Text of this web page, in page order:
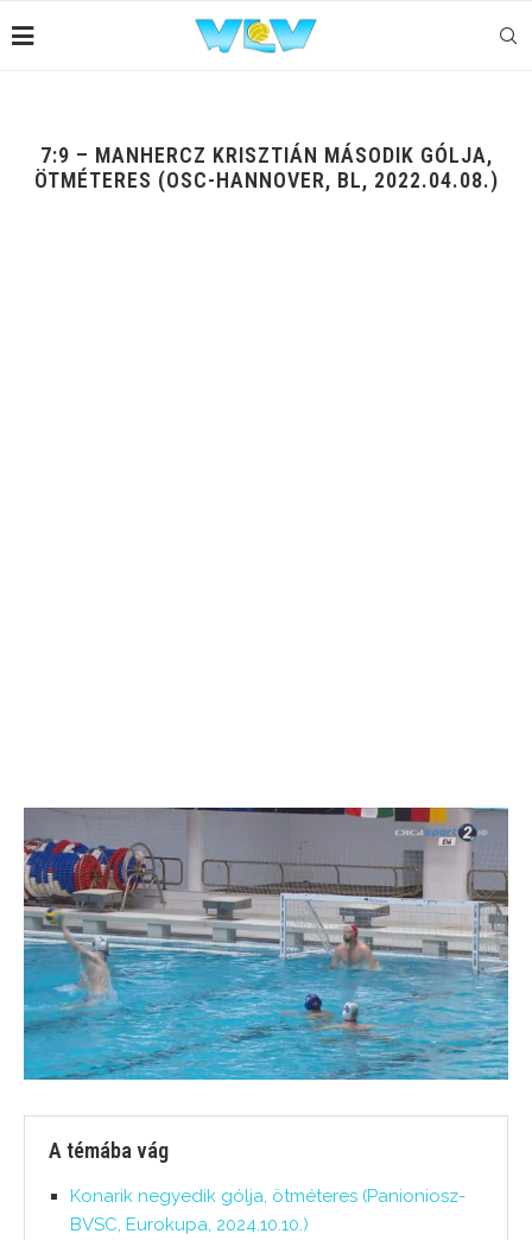
7:9 – MANHERCZ KRISZTIÁN MÁSODIK GÓLJA,
ÖTMÉTERES (OSC-HANNOVER, BL, 2022.04.08.)
A témába vág
Konarik negyedik gólja, ötméteres (Panioniosz-
BVSC, Eurokupa, 2024.10.10.)